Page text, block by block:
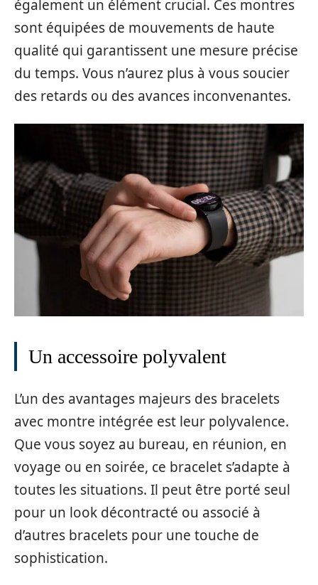
également un élément crucial. Ces montres
sont équipées de mouvements de haute
qualité qui garantissent une mesure précise
du temps. Vous n’aurez plus à vous soucier
des retards ou des avances inconvenantes.
Un accessoire polyvalent
L’un des avantages majeurs des bracelets
avec montre intégrée est leur polyvalence.
Que vous soyez au bureau, en réunion, en
voyage ou en soirée, ce bracelet s’adapte à
toutes les situations. Il peut être porté seul
pour un look décontracté ou associé à
d’autres bracelets pour une touche de
sophistication.